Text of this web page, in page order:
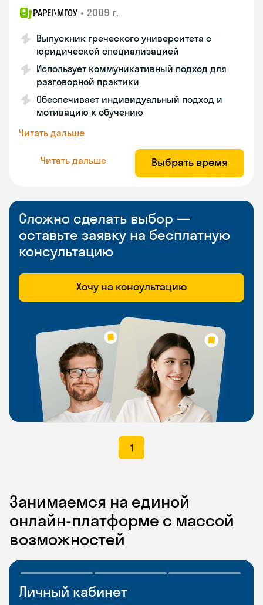
PAPEI\MГОУ • 2009 г.
Выпускник греческого университета с
юридической специализацией
Использует коммуникативный подход для
разговорной практики
Обеспечивает индивидуальный подход и
мотивацию к обучению
Читать дальше
Читать дальше Выбрать время
Сложно сделать выбор —
оставьте заявку на бесплатную
консультацию
Хочу на консультацию
1
Занимаемся на единой
онлайн-платформе с массой
возможностей
Личный кабинет
Мобильное
Разговорные клубы